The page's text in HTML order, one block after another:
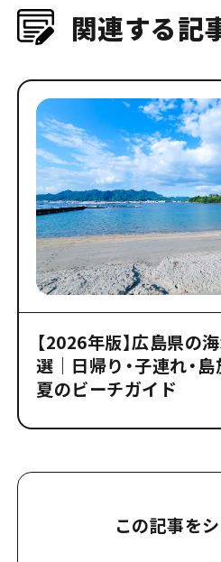
関連する記
【2026年版】広島県の
選｜日帰り・子連れ・
夏のビーチガイド
この記事を